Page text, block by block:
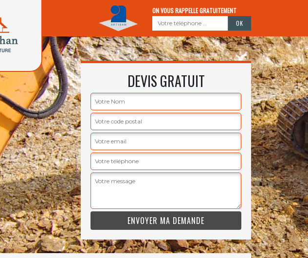
ON VOUS RAPPELLE GRATUITEMENT
DEVIS GRATUIT